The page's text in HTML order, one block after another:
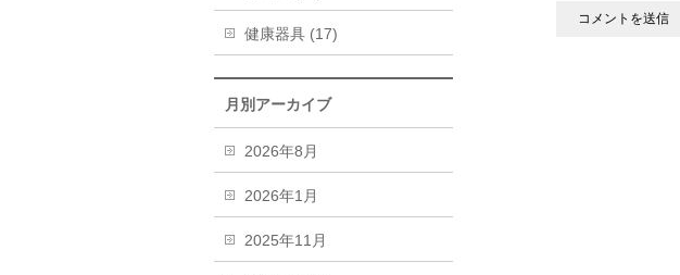
健康器具 (17)
月別アーカイブ
2026年8月
2026年1月
2025年11月